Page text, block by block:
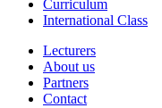
Curriculum
International Class
Lecturers
About us
Partners
Contact